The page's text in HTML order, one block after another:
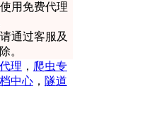
用免费代理
通过客服及
。
理 ， 爬虫专
中心 ， 隧道